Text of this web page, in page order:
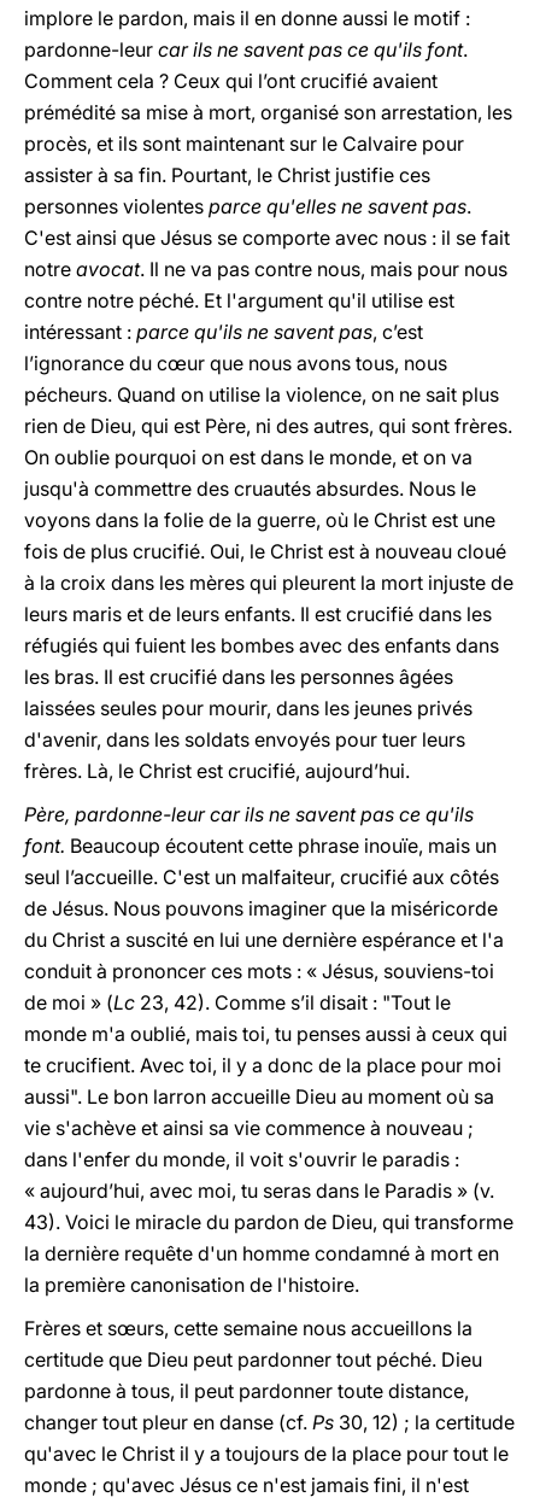
implore le pardon, mais il en donne aussi le motif :
pardonne-leur car ils ne savent pas ce qu'ils font.
Comment cela ? Ceux qui l’ont crucifié avaient
prémédité sa mise à mort, organisé son arrestation, les
procès, et ils sont maintenant sur le Calvaire pour
assister à sa fin. Pourtant, le Christ justifie ces
personnes violentes parce qu'elles ne savent pas.
C'est ainsi que Jésus se comporte avec nous : il se fait
notre avocat. Il ne va pas contre nous, mais pour nous
contre notre péché. Et l'argument qu'il utilise est
intéressant : parce qu'ils ne savent pas, c’est
l’ignorance du cœur que nous avons tous, nous
pécheurs. Quand on utilise la violence, on ne sait plus
rien de Dieu, qui est Père, ni des autres, qui sont frères.
On oublie pourquoi on est dans le monde, et on va
jusqu'à commettre des cruautés absurdes. Nous le
voyons dans la folie de la guerre, où le Christ est une
fois de plus crucifié. Oui, le Christ est à nouveau cloué
à la croix dans les mères qui pleurent la mort injuste de
leurs maris et de leurs enfants. Il est crucifié dans les
réfugiés qui fuient les bombes avec des enfants dans
les bras. Il est crucifié dans les personnes âgées
laissées seules pour mourir, dans les jeunes privés
d'avenir, dans les soldats envoyés pour tuer leurs
frères. Là, le Christ est crucifié, aujourd’hui.
Père, pardonne-leur car ils ne savent pas ce qu'ils
font. Beaucoup écoutent cette phrase inouïe, mais un
seul l’accueille. C'est un malfaiteur, crucifié aux côtés
de Jésus. Nous pouvons imaginer que la miséricorde
du Christ a suscité en lui une dernière espérance et l'a
conduit à prononcer ces mots : « Jésus, souviens-toi
de moi » (Lc 23, 42). Comme s’il disait : "Tout le
monde m'a oublié, mais toi, tu penses aussi à ceux qui
te crucifient. Avec toi, il y a donc de la place pour moi
aussi". Le bon larron accueille Dieu au moment où sa
vie s'achève et ainsi sa vie commence à nouveau ;
dans l'enfer du monde, il voit s'ouvrir le paradis :
« aujourd’hui, avec moi, tu seras dans le Paradis » (v.
43). Voici le miracle du pardon de Dieu, qui transforme
la dernière requête d'un homme condamné à mort en
la première canonisation de l'histoire.
Frères et sœurs, cette semaine nous accueillons la
certitude que Dieu peut pardonner tout péché. Dieu
pardonne à tous, il peut pardonner toute distance,
changer tout pleur en danse (cf. Ps 30, 12) ; la certitude
qu'avec le Christ il y a toujours de la place pour tout le
monde ; qu'avec Jésus ce n'est jamais fini, il n'est